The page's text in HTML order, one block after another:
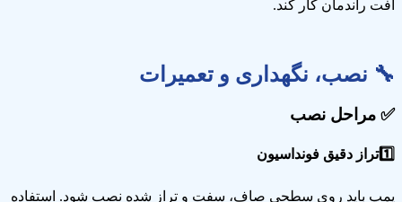
افت راندمان کار کند.
🔧 نصب، نگهداری و تعمیرات
✅ مراحل نصب
1️⃣تراز دقیق فونداسیون
پمپ باید روی سطحی صاف، سفت و تراز شده نصب شود. استفاده